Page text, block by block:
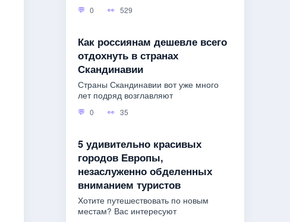
0 529
Как россиянам дешевле всего
отдохнуть в странах
Скандинавии
Страны Скандинавии вот уже много
лет подряд возглавляют
0 35
5 удивительно красивых
городов Европы,
незаслуженно обделенных
вниманием туристов
Хотите путешествовать по новым
местам? Вас интересуют